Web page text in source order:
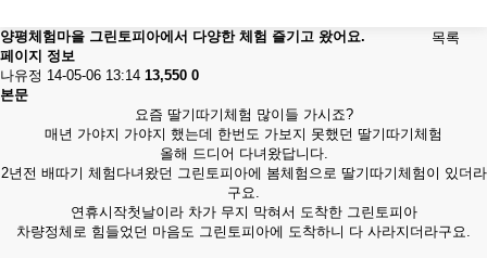
목록
양평체험마을 그린토피아에서 다양한 체험 즐기고 왔어요.
페이지 정보
나유정 14-05-06 13:14 13,550 0
본문
요즘 딸기따기체험 많이들 가시죠?
매년 가야지 가야지 했는데 한번도 가보지 못했던 딸기따기체험
올해 드디어 다녀왔답니다.
2년전 배따기 체험다녀왔던 그린토피아에 봄체험으로 딸기따기체험이 있더라
구요.
연휴시작첫날이라 차가 무지 막혀서 도착한 그린토피아
차량정체로 힘들었던 마음도 그린토피아에 도착하니 다 사라지더라구요.